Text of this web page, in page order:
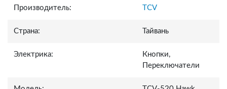
Производитель: TCV
Страна: Тайвань
Электрика:
Кнопки,
Переключатели